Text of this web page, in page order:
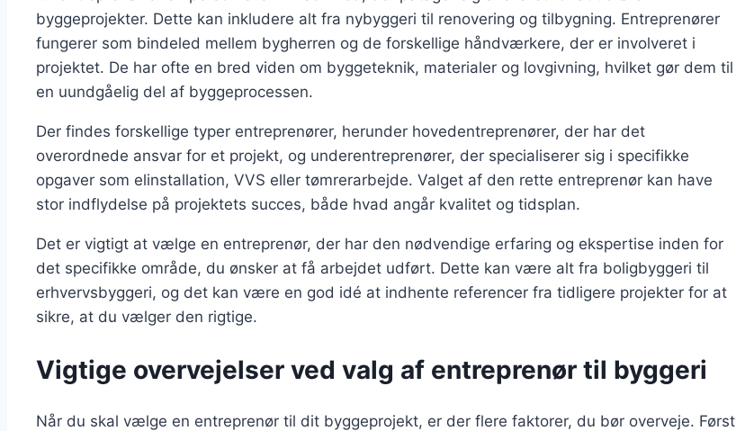
byggeprojekter. Dette kan inkludere alt fra nybyggeri til renovering og tilbygning. Entreprenører
fungerer som bindeled mellem bygherren og de forskellige håndværkere, der er involveret i
projektet. De har ofte en bred viden om byggeteknik, materialer og lovgivning, hvilket gør dem til
en uundgåelig del af byggeprocessen.
Der findes forskellige typer entreprenører, herunder hovedentreprenører, der har det
overordnede ansvar for et projekt, og underentreprenører, der specialiserer sig i specifikke
opgaver som elinstallation, VVS eller tømrerarbejde. Valget af den rette entreprenør kan have
stor indflydelse på projektets succes, både hvad angår kvalitet og tidsplan.
Det er vigtigt at vælge en entreprenør, der har den nødvendige erfaring og ekspertise inden for
det specifikke område, du ønsker at få arbejdet udført. Dette kan være alt fra boligbyggeri til
erhvervsbyggeri, og det kan være en god idé at indhente referencer fra tidligere projekter for at
sikre, at du vælger den rigtige.
Vigtige overvejelser ved valg af entreprenør til byggeri
Når du skal vælge en entreprenør til dit byggeprojekt, er der flere faktorer, du bør overveje. Først